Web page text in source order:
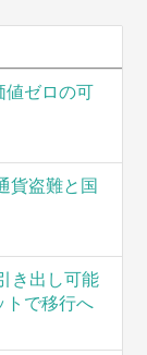
値ゼロの可
貨盗難と国
き出し可能
トで移行へ